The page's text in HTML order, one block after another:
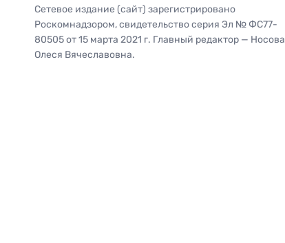
Сетевое издание (сайт) зарегистрировано
Роскомнадзором, свидетельство серия Эл № ФС77-
80505 от 15 марта 2021 г. Главный редактор — Носова
Олеся Вячеславовна.